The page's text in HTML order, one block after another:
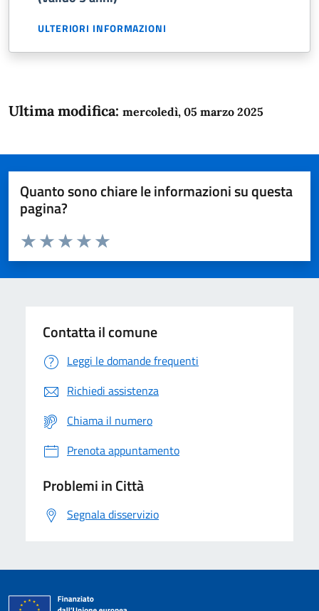
ULTERIORI INFORMAZIONI
Ultima modifica: mercoledì, 05 marzo 2025
Quanto sono chiare le informazioni su questa
pagina?
Domanda
Valuta da 1 a 5 stelle la pagina
Valuta 5 stelle su 5
Valuta 4 stelle su 5
Valuta 3 stelle su 5
Valuta 2 stelle su 5
Valuta 1 stelle su 5
Contatta il comune
Leggi le domande frequenti
Richiedi assistenza
Chiama il numero
Prenota appuntamento
Problemi in Città
Segnala disservizio